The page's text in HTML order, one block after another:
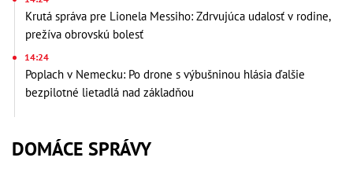
Krutá správa pre Lionela Messiho: Zdrvujúca udalosť v rodine,
prežíva obrovskú bolesť
14:24
Poplach v Nemecku: Po drone s výbušninou hlásia ďalšie
bezpilotné lietadlá nad základňou
DOMÁCE SPRÁVY